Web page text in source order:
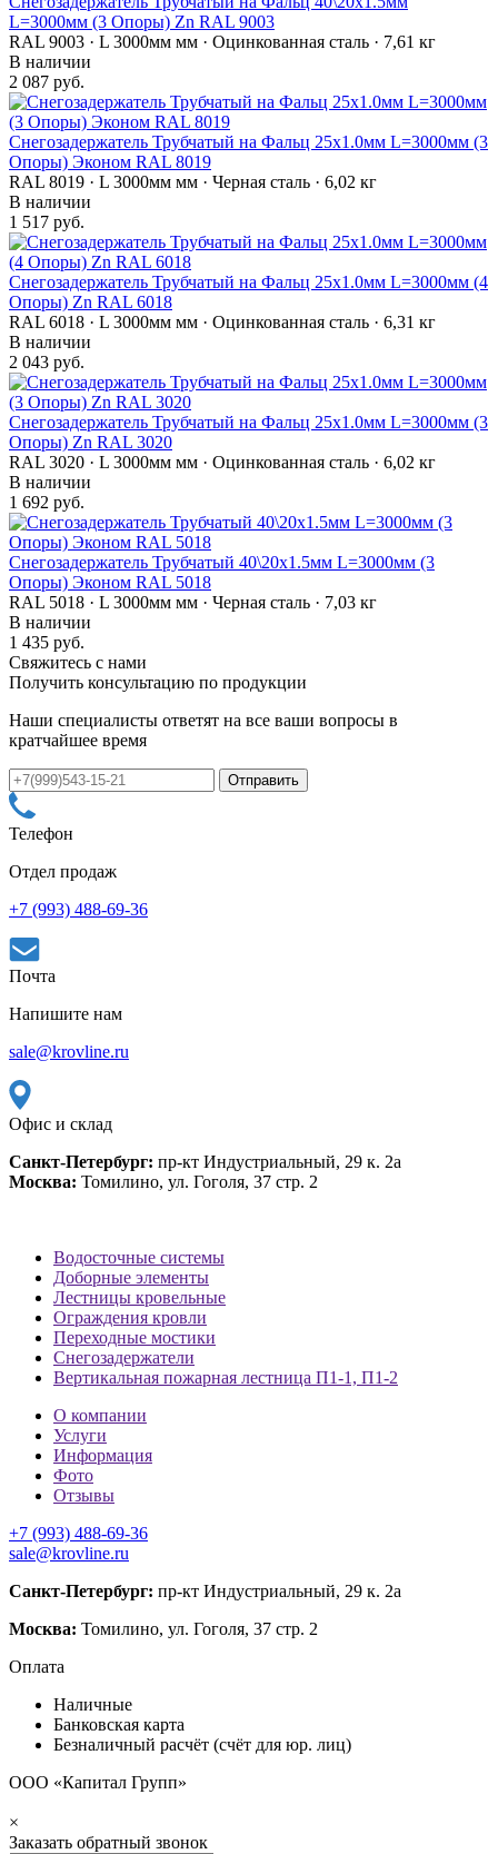
L=3000мм (3 Опоры) Zn RAL 9003
RAL 9003 · L 3000мм мм · Оцинкованная сталь · 7,61 кг
В наличии
2 087 руб.
Снегозадержатель Трубчатый на Фальц 25х1.0мм L=3000мм (3
Опоры) Эконом RAL 8019
RAL 8019 · L 3000мм мм · Черная сталь · 6,02 кг
В наличии
1 517 руб.
Снегозадержатель Трубчатый на Фальц 25х1.0мм L=3000мм (4
Опоры) Zn RAL 6018
RAL 6018 · L 3000мм мм · Оцинкованная сталь · 6,31 кг
В наличии
2 043 руб.
Снегозадержатель Трубчатый на Фальц 25х1.0мм L=3000мм (3
Опоры) Zn RAL 3020
RAL 3020 · L 3000мм мм · Оцинкованная сталь · 6,02 кг
В наличии
1 692 руб.
Снегозадержатель Трубчатый 40\20х1.5мм L=3000мм (3
Опоры) Эконом RAL 5018
RAL 5018 · L 3000мм мм · Черная сталь · 7,03 кг
В наличии
1 435 руб.
Свяжитесь с нами
Получить консультацию по продукции
Наши специалисты ответят на все ваши вопросы в
кратчайшее время
Телефон
Отдел продаж
+7 (993) 488-69-36
Почта
Напишите нам
sale@krovline.ru
Офис и склад
Санкт-Петербург: пр-кт Индустриальный, 29 к. 2а
Москва: Томилино, ул. Гоголя, 37 стр. 2
Водосточные системы
Доборные элементы
Лестницы кровельные
Ограждения кровли
Переходные мостики
Снегозадержатели
Вертикальная пожарная лестница П1-1, П1-2
О компании
Услуги
Информация
Фото
Отзывы
+7 (993) 488-69-36
sale@krovline.ru
Санкт-Петербург: пр-кт Индустриальный, 29 к. 2а
Москва: Томилино, ул. Гоголя, 37 стр. 2
Оплата
Наличные
Банковская карта
Безналичный расчёт (счёт для юр. лиц)
ООО «Капитал Групп»
×
Заказать обратный звонок